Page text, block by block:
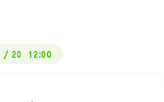
/ 20 12:00